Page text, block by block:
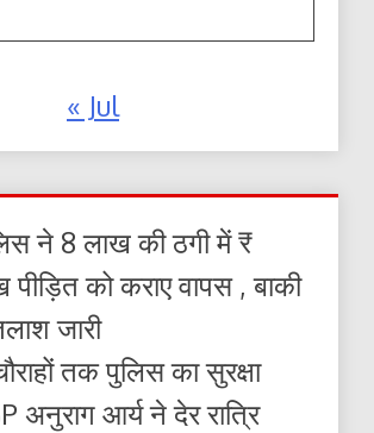
« Jul
ने 8 लाख की ठगी में ₹
को कराए वापस , बाकी
जारी
तक पुलिस का सुरक्षा
अनुराग आर्य ने देर रात्रि